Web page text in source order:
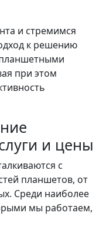
и стремимся
к решению
при этом
и цены
с
планшетов, от
Среди наиболее
мы работаем,